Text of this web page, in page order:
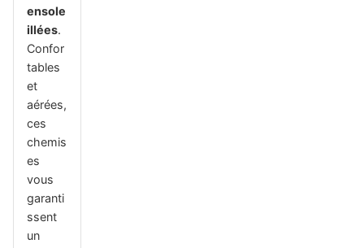
ensole
illées.
Confor
tables
et
aérées,
ces
chemis
es
vous
garanti
ssent
un